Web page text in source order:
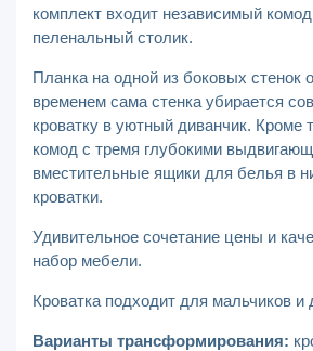
комплект входит независимый
пеленальный столик.
Планка на одной из боковых стенок
временем сама стенка убирается
кроватку в уютный диванчик. Кроме
комод с тремя глубокими
вместительные ящики для белья в
кроватки.
Удивительное сочетание цены и
набор мебели.
Кроватка подходит для мальчиков и
Варианты трансформирования: